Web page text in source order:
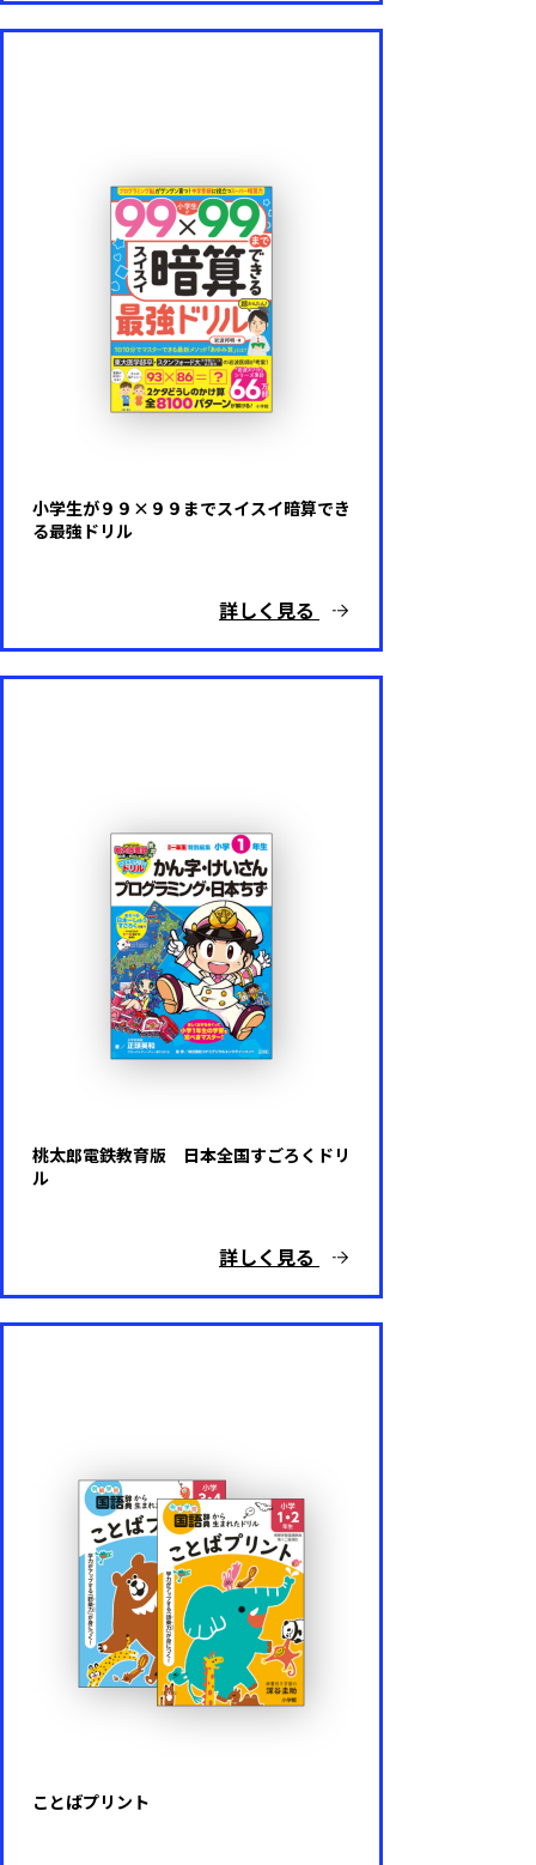
小学生が９９×９９までスイスイ暗算でき
る最強ドリル
詳しく見る
桃太郎電鉄教育版 日本全国すごろくドリ
ル
詳しく見る
ことばプリント